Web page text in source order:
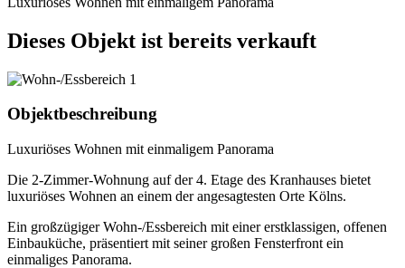
Dieses Objekt ist bereits verkauft
Objektbeschreibung
Luxuriöses Wohnen mit einmaligem Panorama
Die 2-Zimmer-Wohnung auf der 4. Etage des Kranhauses bietet
luxuriöses Wohnen an einem der angesagtesten Orte Kölns.
Ein großzügiger Wohn-/Essbereich mit einer erstklassigen, offenen
Einbauküche, präsentiert mit seiner großen Fensterfront ein
einmaliges Panorama.